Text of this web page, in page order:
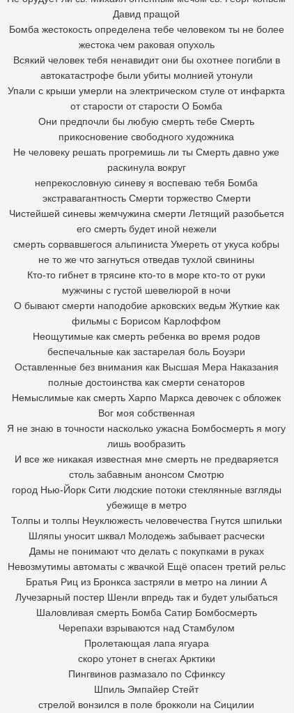
Давид пращой
Бомба жестокость определена тебе человеком ты не более
жестока чем раковая опухоль
Всякий человек тебя ненавидит они бы охотнее погибли в
автокатастрофе были убиты молнией утонули
Упали с крыши умерли на электрическом стуле от инфаркта
от старости от старости О Бомба
Они предпочли бы любую смерть тебе Смерть
прикосновение свободного художника
Не человеку решать прогремишь ли ты Смерть давно уже
раскинула вокруг
непрекословную синеву я воспеваю тебя Бомба
экстравагантность Смерти торжество Смерти
Чистейшей синевы жемчужина смерти Летящий разобьется
его смерть будет иной нежели
смерть сорвавшегося альпиниста Умереть от укуса кобры
не то же что загнуться отведав тухлой свинины
Кто-то гибнет в трясине кто-то в море кто-то от руки
мужчины с густой шевелюрой в ночи
О бывают смерти наподобие арковских ведьм Жуткие как
фильмы с Борисом Карлоффом
Неощутимые как смерть ребенка во время родов
беспечальные как застарелая боль Боуэри
Оставленные без внимания как Высшая Мера Наказания
полные достоинства как смерти сенаторов
Немыслимые как смерть Харпо Маркса девочек с обложек
Вог моя собственная
Я не знаю в точности насколько ужасна Бомбосмерть я могу
лишь вообразить
И все же никакая известная мне смерть не предваряется
столь забавным анонсом Смотрю
город Нью-Йорк Сити людские потоки стеклянные взгляды
убежище в метро
Толпы и толпы Неуклюжесть человечества Гнутся шпильки
Шляпы уносит шквал Молодежь забывает расчески
Дамы не понимают что делать с покупками в руках
Невозмутимы автоматы с жвачкой Ещё опасен третий рельс
Братья Риц из Бронкса застряли в метро на линии A
Лучезарный постер Шенли впредь так и будет улыбаться
Шаловливая смерть Бомба Сатир Бомбосмерть
Черепахи взрываются над Стамбулом
Пролетающая лапа ягуара
скоро утонет в снегах Арктики
Пингвинов размазало по Сфинксу
Шпиль Эмпайер Стейт
стрелой вонзился в поле брокколи на Сицилии